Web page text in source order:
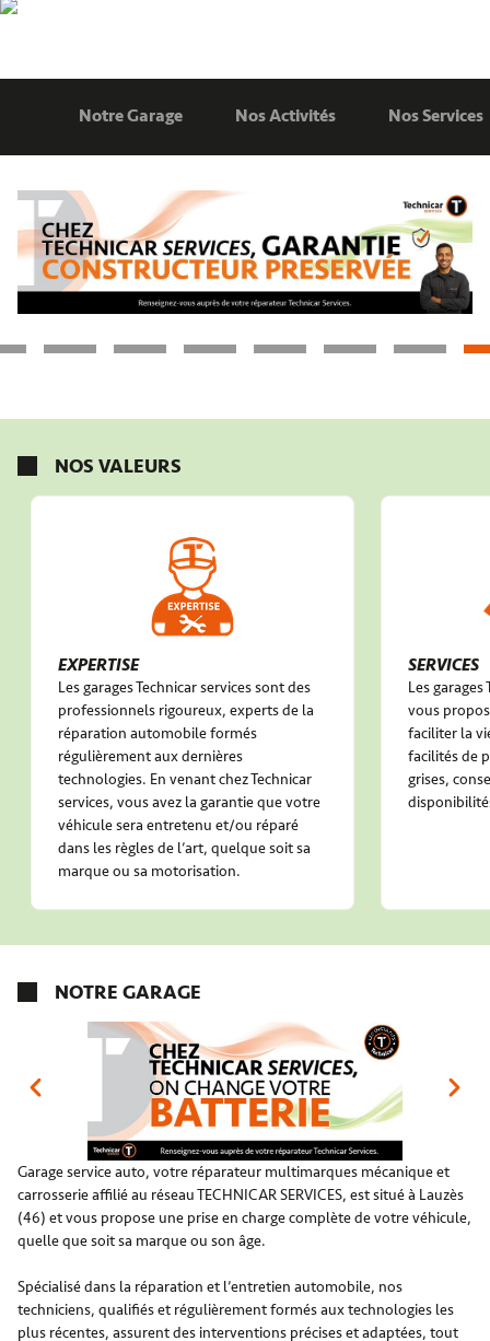
Notre Garage Nos Activités Nos Services
NOS VALEURS
EXPERTISE
Les garages Technicar services sont des
professionnels rigoureux, experts de la
réparation automobile formés
régulièrement aux dernières
technologies. En venant chez Technicar
services, vous avez la garantie que votre
véhicule sera entretenu et/ou réparé
dans les règles de l’art, quelque soit sa
marque ou sa motorisation.
SERVICES
Les
vous
faciliter la
facilités de
grises,
NOTRE GARAGE
Garage service auto, votre réparateur multimarques mécanique et
carrosserie affilié au réseau TECHNICAR SERVICES, est situé à Lauzès
(46) et vous propose une prise en charge complète de votre véhicule,
quelle que soit sa marque ou son âge.
Spécialisé dans la réparation et l’entretien automobile, nos
techniciens, qualifiés et régulièrement formés aux technologies les
plus récentes, assurent des interventions précises et adaptées, tout